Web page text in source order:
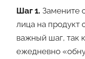
Шаг 1. Замените
лица на продукт
важный шаг, так
ежедневно